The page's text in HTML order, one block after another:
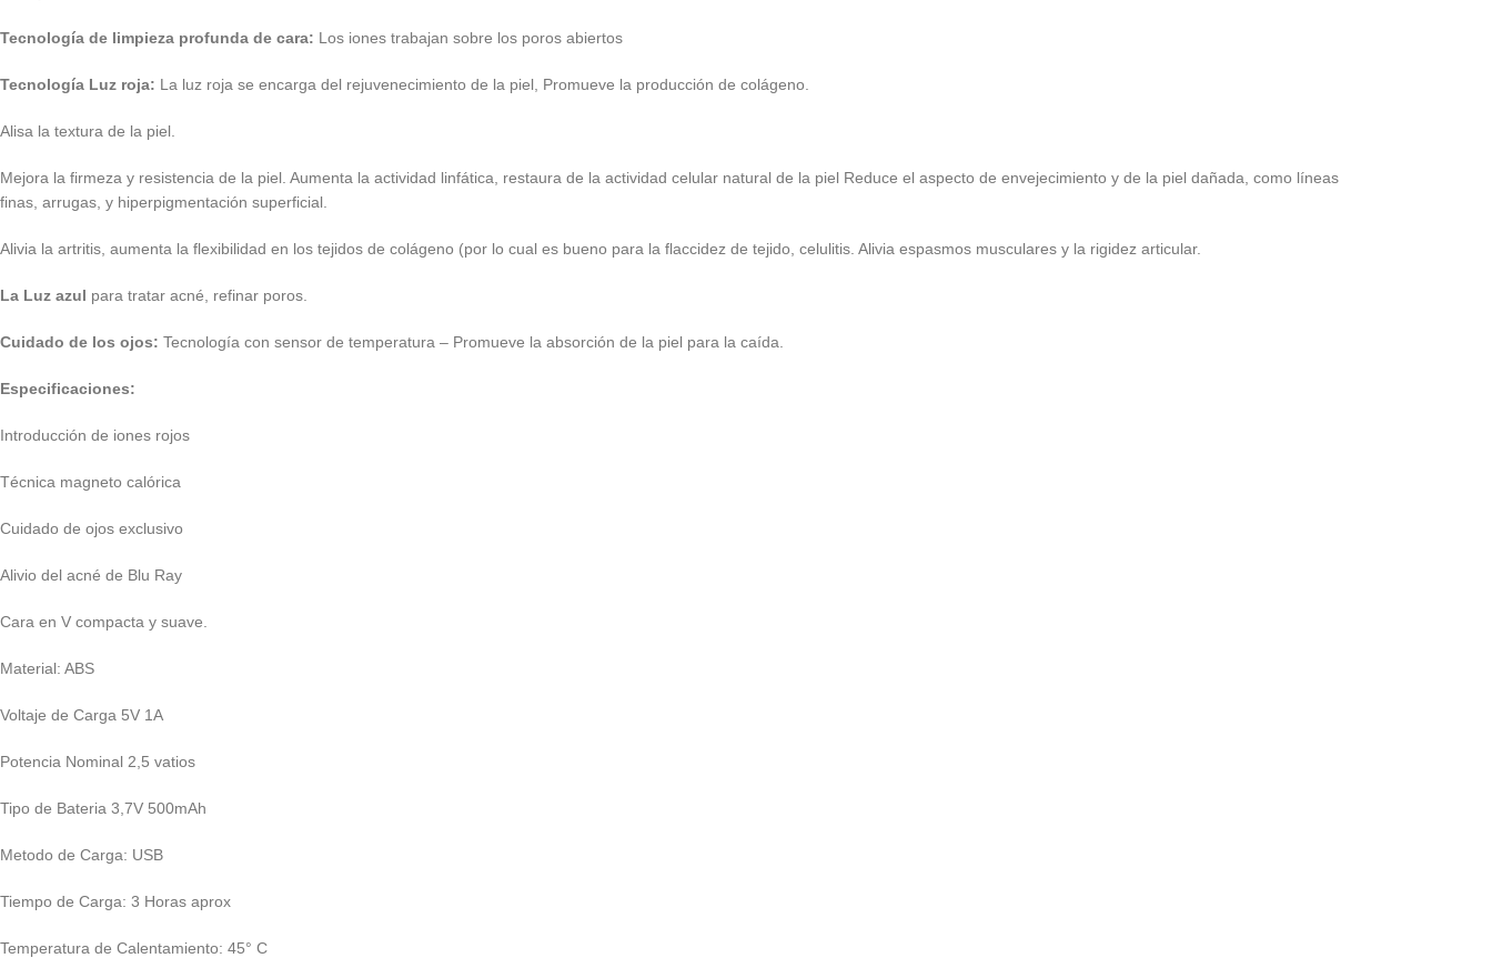
Tecnología de limpieza profunda de cara: Los iones trabajan sobre los poros abiertos
Tecnología Luz roja: La luz roja se encarga del rejuvenecimiento de la piel, Promueve la producción de colágeno.
Alisa la textura de la piel.
Mejora la firmeza y resistencia de la piel. Aumenta la actividad linfática, restaura de la actividad celular natural de la piel Reduce el aspecto de envejecimiento y de la piel dañada, como líneas
finas, arrugas, y hiperpigmentación superficial.
Alivia la artritis, aumenta la flexibilidad en los tejidos de colágeno (por lo cual es bueno para la flaccidez de tejido, celulitis. Alivia espasmos musculares y la rigidez articular.
La Luz azul para tratar acné, refinar poros.
Cuidado de los ojos: Tecnología con sensor de temperatura – Promueve la absorción de la piel para la caída.
Especificaciones:
Introducción de iones rojos
Técnica magneto calórica
Cuidado de ojos exclusivo
Alivio del acné de Blu Ray
Cara en V compacta y suave.
Material: ABS
Voltaje de Carga 5V 1A
Potencia Nominal 2,5 vatios
Tipo de Bateria 3,7V 500mAh
Metodo de Carga: USB
Tiempo de Carga: 3 Horas aprox
Temperatura de Calentamiento: 45° C